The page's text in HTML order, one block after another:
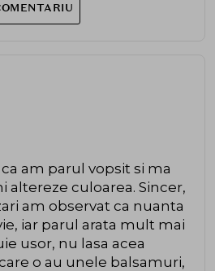
am parul vopsit si ma
altereze culoarea. Sincer,
am observat ca nuanta
iar parul arata mult mai
usor, nu lasa acea
o au unele balsamuri,